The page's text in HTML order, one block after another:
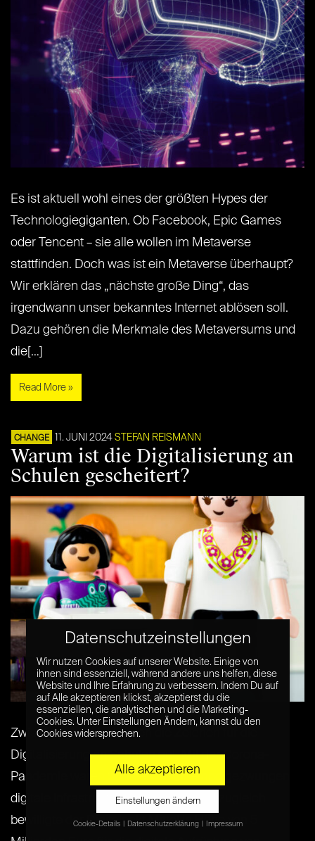
Es ist aktuell wohl eines der größten Hypes der
Technologiegiganten. Ob Facebook, Epic Games
oder Tencent – sie alle wollen im Metaverse
stattfinden. Doch was ist ein Metaverse überhaupt?
Wir erklären das „nächste große Ding“, das
irgendwann unser bekanntes Internet ablösen soll.
Dazu gehören die Merkmale des Metaversums und
die[…]
Read More »
CHANGE 11. JUNI 2024 STEFAN REISMANN
Warum ist die Digitalisierung an
Schulen gescheitert?
Zwischenzeitlich standen die Zeichen für die
Digitalisierung an Schulen gut. Mit der Corona-
Pandemie waren Schulen im Eiltempo gezwungen
digitale Infrastruktur auszubauen und zugleich
bewilligte der Digitalpakt Mittel in Höhe von 5
Datenschutzeinstellungen
Wir nutzen Cookies auf unserer Website. Einige von
ihnen sind essenziell, während andere uns helfen, diese
Website und Ihre Erfahrung zu verbessern. Indem Du auf
auf Alle akzeptieren klickst, akzeptierst du die
essenziellen, die analytischen und die Marketing-
Cookies. Unter Einstellungen Ändern, kannst du den
Cookies widersprechen.
Alle akzeptieren
Einstellungen ändern
Cookie-Details Datenschutzerklärung Impressum